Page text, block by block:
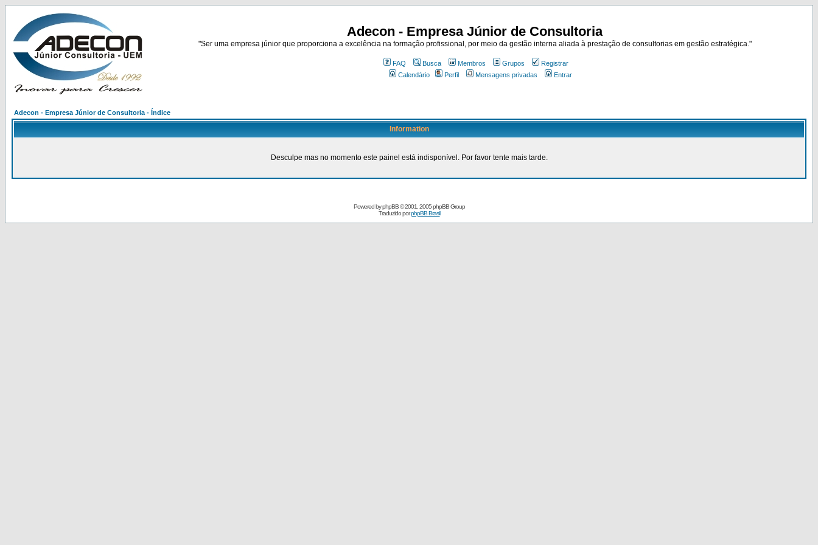
Adecon - Empresa Júnior de Consultoria
"Ser uma empresa júnior que proporciona a excelência na formação profissional, por meio da gestão interna aliada à prestação de consultorias em gestão estratégica."
FAQ Busca Membros Grupos
Registrar
Calendário
Perfil Mensagens privadas Entrar
Adecon - Empresa Júnior de Consultoria - Índice
Information
Desculpe mas no momento este painel está indisponível. Por favor tente mais tarde.
Powered byphpBB© 2001, 2005 phpBB Group
Traduzido porphpBB Brasil